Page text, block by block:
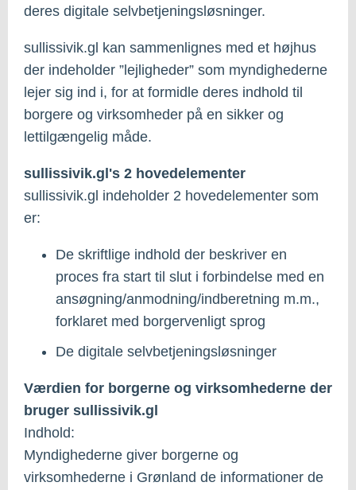
deres digitale selvbetjeningsløsninger.
sullissivik.gl kan sammenlignes med et højhus
der indeholder ”lejligheder” som myndighederne
lejer sig ind i, for at formidle deres indhold til
borgere og virksomheder på en sikker og
lettilgængelig måde.
sullissivik.gl's 2 hovedelementer
sullissivik.gl indeholder 2 hovedelementer som
er:
De skriftlige indhold der beskriver en
proces fra start til slut i forbindelse med en
ansøgning/anmodning/indberetning m.m.,
forklaret med borgervenligt sprog
De digitale selvbetjeningsløsninger
Værdien for borgerne og virksomhederne der
bruger sullissivik.gl
Indhold:
Myndighederne giver borgerne og
virksomhederne i Grønland de informationer de